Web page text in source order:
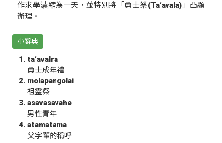
作求學濃縮為一天，並特別將「勇士祭(Ta‘avala)」凸顯
辦理。
小辭典
ta‘avalra
勇士成年禮
molapangolai
祖靈祭
asavasavahe
男性青年
atamatama
父字輩的稱呼